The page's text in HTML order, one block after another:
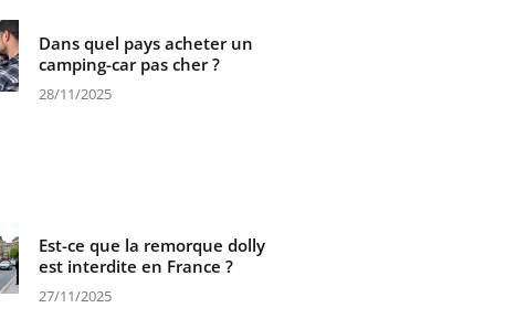
Dans quel pays acheter un
camping-car pas cher ?
28/11/2025
Est-ce que la remorque dolly
est interdite en France ?
27/11/2025